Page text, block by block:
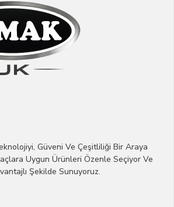
Güveni Ve Çeşitliliği Bir Araya
Uygun Ürünleri Özenle Seçiyor Ve
Şekilde Sunuyoruz.